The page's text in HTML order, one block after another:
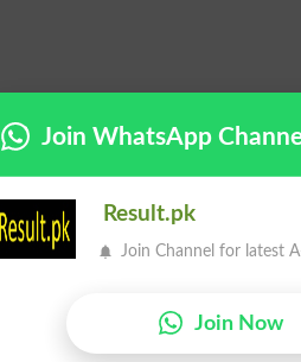
Join WhatsApp
Result.pk
Join Channel for latest
Join Now